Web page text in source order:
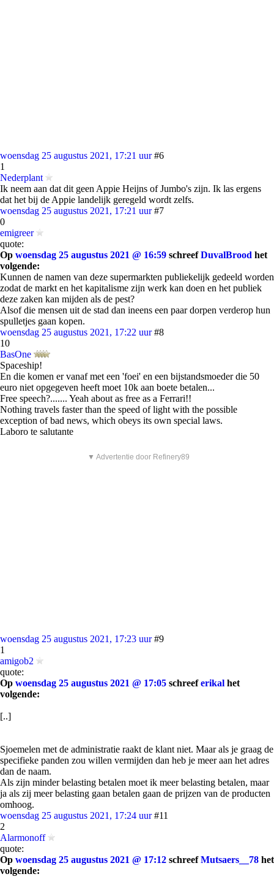
woensdag 25 augustus 2021, 17:21 uur #6
1
Nederplant
Ik neem aan dat dit geen Appie Heijns of Jumbo's zijn. Ik las ergens
dat het bij de Appie landelijk geregeld wordt zelfs.
woensdag 25 augustus 2021, 17:21 uur #7
0
emigreer
quote:
Op woensdag 25 augustus 2021 @ 16:59 schreefDuvalBrood het
volgende:
Kunnen de namen van deze supermarkten publiekelijk gedeeld worden
zodat de markt en het kapitalisme zijn werk kan doen en het publiek
deze zaken kan mijden als de pest?
Alsof die mensen uit de stad dan ineens een paar dorpen verderop hun
spulletjes gaan kopen.
woensdag 25 augustus 2021, 17:22 uur #8
10
BasOne
Spaceship!
En die komen er vanaf met een 'foei' en een bijstandsmoeder die 50
euro niet opgegeven heeft moet 10k aan boete betalen...
Free speech?....... Yeah about as free as a Ferrari!!
Nothing travels faster than the speed of light with the possible
exception of bad news, which obeys its own special laws.
Laboro te salutante
▼ Advertentie door Refinery89
woensdag 25 augustus 2021, 17:23 uur #9
1
amigob2
quote:
Op woensdag 25 augustus 2021 @ 17:05 schreeferikal het
volgende:
[..]
Sjoemelen met de administratie raakt de klant niet. Maar als je graag de
specifieke panden zou willen vermijden dan heb je meer aan het adres
dan de naam.
Als zijn minder belasting betalen moet ik meer belasting betalen, maar
ja als zij meer belasting gaan betalen gaan de prijzen van de producten
omhoog.
woensdag 25 augustus 2021, 17:24 uur #11
2
Alarmonoff
quote:
Op woensdag 25 augustus 2021 @ 17:12 schreefMutsaers__78 het
volgende: